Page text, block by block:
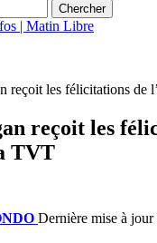
reçoit les félicitations de
reçoit les
TVT
Dernière mise à jour